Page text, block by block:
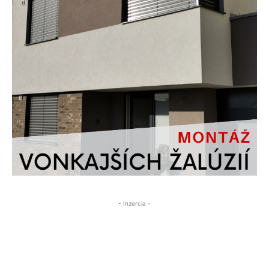
- Inzercia -